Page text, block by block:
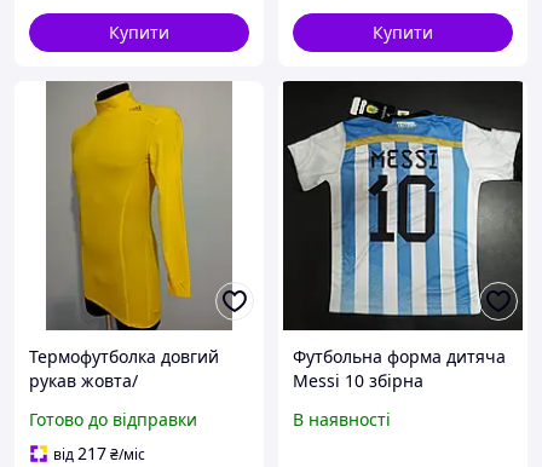
Купити Купити
Термофутболка довгий
рукав жовта/
жовта оригінальна
Готово до відправки
від217₴/міс
Футбольна форма дитяча
Messi 10 збірна
В наявності